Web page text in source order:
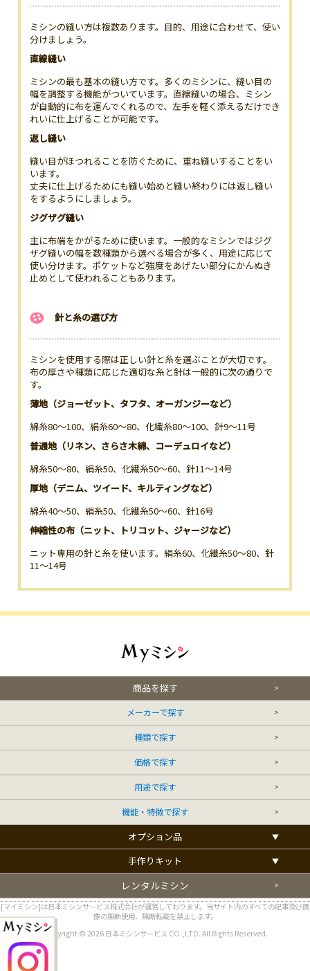
ミシンの縫い方は複数あります。目的、用途に合わせて、使い
分けましょう。
直線縫い
ミシンの最も基本の縫い方です。多くのミシンに、縫い目の
幅を調整する機能がついています。直線縫いの場合、ミシン
が自動的に布を運んでくれるので、左手を軽く添えるだけでき
れいに仕上げることが可能です。
返し縫い
縫い目がほつれることを防ぐために、重ね縫いすることをい
います。
丈夫に仕上げるためにも縫い始めと縫い終わりには返し縫い
をするようにしましょう。
ジグザグ縫い
主に布端をかがるために使います。一般的なミシンではジグ
ザグ縫いの幅を数種類から選べる場合が多く、用途に応じて
使い分けます。ポケットなど強度をあげたい部分にかんぬき
止めとして使われることもあります。
針と糸の選び方
ミシンを使用する際は正しい針と糸を選ぶことが大切です。
布の厚さや種類に応じた適切な糸と針は一般的に次の通りで
す。
薄地（ジョーゼット、タフタ、オーガンジーなど）
綿糸80〜100、絹糸60〜80、化繊糸80〜100、針9〜11号
普通地（リネン、さらさ木綿、コーデュロイなど）
綿糸50〜80、絹糸50、化繊糸50〜60、針11〜14号
厚地（デニム、ツイード、キルティングなど）
綿糸40〜50、絹糸50、化繊糸50〜60、針16号
伸縮性の布（ニット、トリコット、ジャージなど）
ニット専用の針と糸を使います。絹糸60、化繊糸50〜80、針
11〜14号
商品を探す
メーカーで探す
種類で探す
価格で探す
用途で探す
機能・特徴で探す
オプション品
手作りキット
レンタルミシン
[マイミシン]は日本ミシンサービス株式会社が運営しております。当サイト内のすべての記事及び画
像の無断使用、無断転載を禁止します。
Copyright © 2026 日本ミシンサービス CO.,LTD. All Rights Reserved.